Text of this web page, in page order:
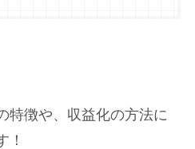
特徴や、収益化の方法に
！